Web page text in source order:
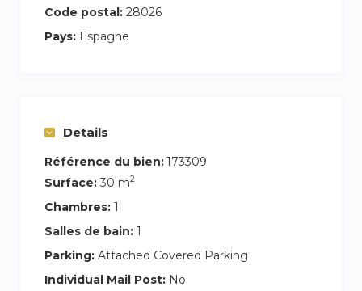
con jabón de manos y ducha
El apartamento es exterior y cuenta con
El edificio dispone de ascensor y cuenta con un
parking privado exclusivo para los huéspedes.
Además también dispone de un patio trasero
con zona ajardinada accesible para todos los
huéspedes.
Para más detalles y reservas, no dudes en
contactarnos a través de Airbnb.
Code postal: 28026
Pays: Espagne
Details
Référence du bien:173309
Surface: 30 m2
Chambres: 1
Salles de bain: 1
Parking: Attached Covered Parking
Individual Mail Post: No